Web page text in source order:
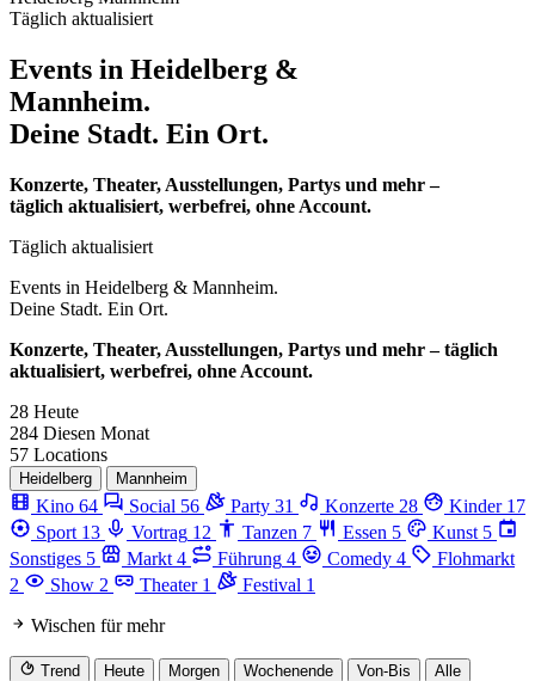
Täglich aktualisiert
Events in Heidelberg &
Mannheim.
Deine Stadt. Ein Ort.
Konzerte, Theater, Ausstellungen, Partys und mehr –
täglich aktualisiert, werbefrei, ohne Account.
Täglich aktualisiert
Events in Heidelberg & Mannheim.
Deine Stadt. Ein Ort.
Konzerte, Theater, Ausstellungen, Partys und mehr – täglich
aktualisiert, werbefrei, ohne Account.
28 Heute
284 Diesen Monat
57 Locations
Heidelberg Mannheim
Kino 64 Social 56 Party 31 Konzerte 28 Kinder 17
Sport 13 Vortrag 12 Tanzen 7 Essen 5 Kunst 5
Sonstiges 5 Markt 4 Führung 4 Comedy 4
Flohmarkt
2
Show 2 Theater 1 Festival 1
Wischen für mehr
Trend Heute Morgen Wochenende Von-Bis Alle